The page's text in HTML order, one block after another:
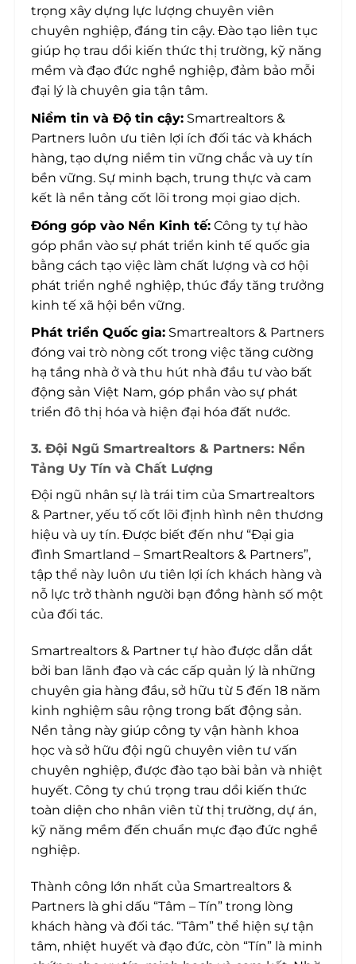
trọng xây dựng lực lượng chuyên viên
chuyên nghiệp, đáng tin cậy. Đào tạo liên tục
giúp họ trau dồi kiến thức thị trường, kỹ năng
mềm và đạo đức nghề nghiệp, đảm bảo mỗi
đại lý là chuyên gia tận tâm.
Niềm tin và Độ tin cậy: Smartrealtors &
Partners luôn ưu tiên lợi ích đối tác và khách
hàng, tạo dựng niềm tin vững chắc và uy tín
bền vững. Sự minh bạch, trung thực và cam
kết là nền tảng cốt lõi trong mọi giao dịch.
Đóng góp vào Nền Kinh tế: Công ty tự hào
góp phần vào sự phát triển kinh tế quốc gia
bằng cách tạo việc làm chất lượng và cơ hội
phát triển nghề nghiệp, thúc đẩy tăng trưởng
kinh tế xã hội bền vững.
Phát triển Quốc gia: Smartrealtors & Partners
đóng vai trò nòng cốt trong việc tăng cường
hạ tầng nhà ở và thu hút nhà đầu tư vào bất
động sản Việt Nam, góp phần vào sự phát
triển đô thị hóa và hiện đại hóa đất nước.
3. Đội Ngũ Smartrealtors & Partners: Nền
Tảng Uy Tín và Chất Lượng
Đội ngũ nhân sự là trái tim của Smartrealtors
& Partner, yếu tố cốt lõi định hình nên thương
hiệu và uy tín. Được biết đến như “Đại gia
đình Smartland – SmartRealtors & Partners”,
tập thể này luôn ưu tiên lợi ích khách hàng và
nỗ lực trở thành người bạn đồng hành số một
của đối tác.
Smartrealtors & Partner tự hào được dẫn dắt
bởi ban lãnh đạo và các cấp quản lý là những
chuyên gia hàng đầu, sở hữu từ 5 đến 18 năm
kinh nghiệm sâu rộng trong bất động sản.
Nền tảng này giúp công ty vận hành khoa
học và sở hữu đội ngũ chuyên viên tư vấn
chuyên nghiệp, được đào tạo bài bản và nhiệt
huyết. Công ty chú trọng trau dồi kiến thức
toàn diện cho nhân viên từ thị trường, dự án,
kỹ năng mềm đến chuẩn mực đạo đức nghề
nghiệp.
Thành công lớn nhất của Smartrealtors &
Partners là ghi dấu “Tâm – Tín” trong lòng
khách hàng và đối tác. “Tâm” thể hiện sự tận
tâm, nhiệt huyết và đạo đức, còn “Tín” là minh